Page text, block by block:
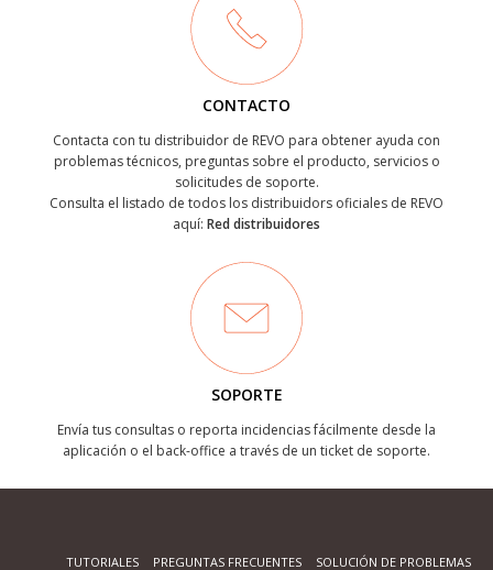
CONTACTO
Contacta con tu distribuidor de REVO para obtener ayuda con
problemas técnicos, preguntas sobre el producto, servicios o
solicitudes de soporte.
Consulta el listado de todos los distribuidors oficiales de REVO
aquí: Red distribuidores
SOPORTE
Envía tus consultas o reporta incidencias fácilmente desde la
aplicación o el back-office a través de un ticket de soporte.
TUTORIALES PREGUNTAS FRECUENTES SOLUCIÓN DE PROBLEMAS